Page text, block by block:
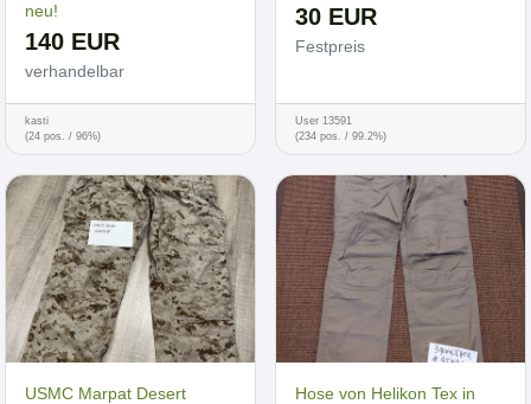
neu!
140 EUR
verhandelbar
kasti
(24 pos. / 96%)
30 EUR
Festpreis
User 13591
(234 pos. / 99.2%)
USMC Marpat Desert
Hose von Helikon Tex in